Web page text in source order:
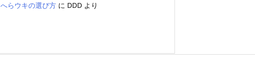
へらウキの選び方 に DDD より